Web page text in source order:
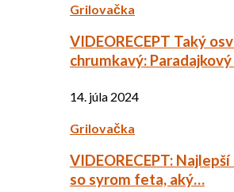
Grilovačka
VIDEORECEPT Taký
chrumkavý:
14. júla 2024
Grilovačka
VIDEORECEPT:
so syrom feta, aký…